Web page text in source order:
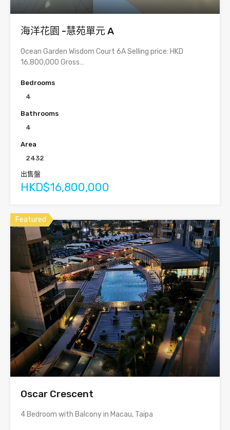
海洋花園 -慧苑單元 A
Ocean Garden Wisdom Court 6A Selling price: HKD
16,800,000 Gross…
Bedrooms
4
Bathrooms
4
Area
2432
出售盤
HKD$16,800,000
Featured
Oscar Crescent
4 Bedroom with Balcony in Macau, Taipa